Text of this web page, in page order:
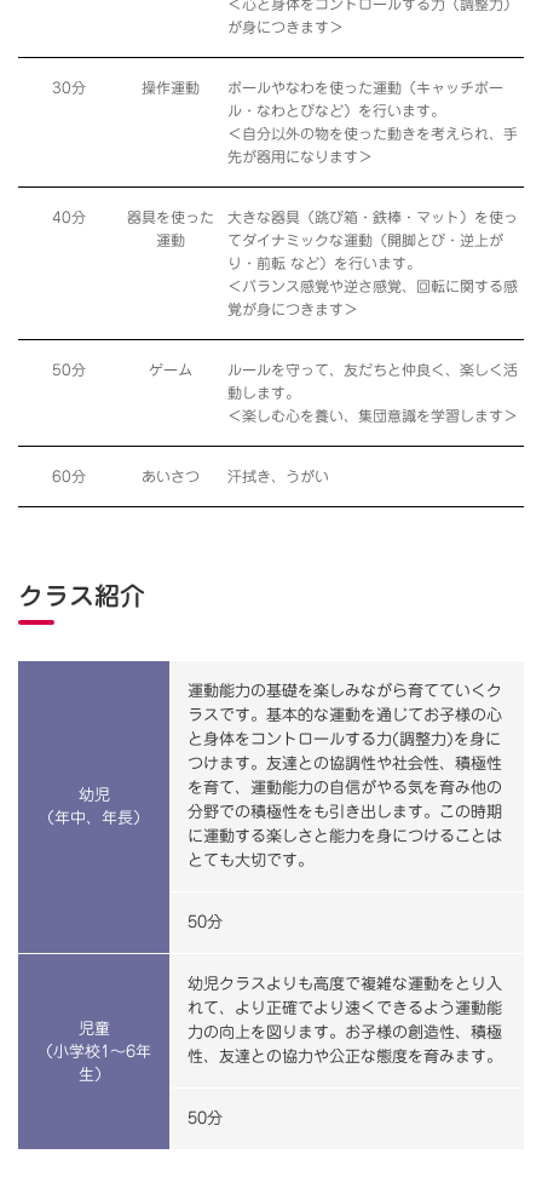
＜心と身体をコントロールする力（調整力）
が身につきます＞
30分 操作運動
ボールやなわを使った運動（キャッチボー
ル・なわとびなど）を行います。
＜自分以外の物を使った動きを考えられ、手
先が器用になります＞
40分
器具を使った
運動
大きな器具（跳び箱・鉄棒・マット）を使っ
てダイナミックな運動（開脚とび・逆上が
り・前転 など）を行います。
＜バランス感覚や逆さ感覚、回転に関する感
覚が身につきます＞
50分 ゲーム
ルールを守って、友だちと仲良く、楽しく活
動します。
＜楽しむ心を養い、集団意識を学習します＞
60分 あいさつ 汗拭き、うがい
クラス紹介
幼児
（年中、年長）
運動能力の基礎を楽しみながら育てていくク
ラスです。基本的な運動を通じてお子様の心
と身体をコントロールする力(調整力)を身に
つけます。友達との協調性や社会性、積極性
を育て、運動能力の自信がやる気を育み他の
分野での積極性をも引き出します。この時期
に運動する楽しさと能力を身につけることは
とても大切です。
50分
児童
（小学校1～6年
生）
幼児クラスよりも高度で複雑な運動をとり入
れて、より正確でより速くできるよう運動能
力の向上を図ります。お子様の創造性、積極
性、友達との協力や公正な態度を育みます。
50分